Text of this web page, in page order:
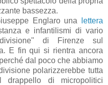
bassezza.
Englaro una
lettera
e infantilismi di vario
di Firenze sul
E fin qui si rientra ancora
dal poco che abbiamo
polarizzerebbe tutta
di micropolitici